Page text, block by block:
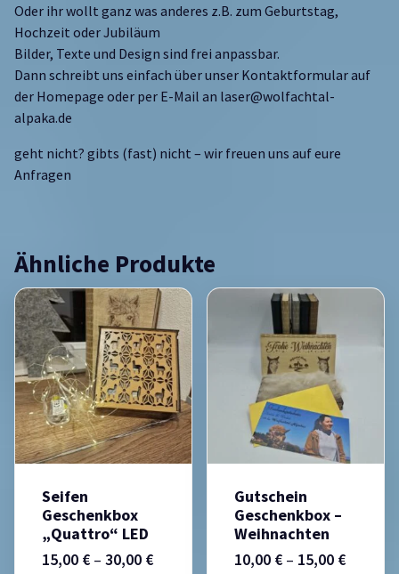
Oder ihr wollt ganz was anderes z.B. zum Geburtstag,
Hochzeit oder Jubiläum
Bilder, Texte und Design sind frei anpassbar.
Dann schreibt uns einfach über unser Kontaktformular auf
der Homepage oder per E-Mail an laser@wolfachtal-
alpaka.de
geht nicht? gibts (fast) nicht – wir freuen uns auf eure
Anfragen
Ähnliche Produkte
Seifen
Geschenkbox
„quattro“ LED
15,00 € – 30,00 €
Gutschein
Geschenkbox –
Weihnachten
10,00 € – 15,00 €